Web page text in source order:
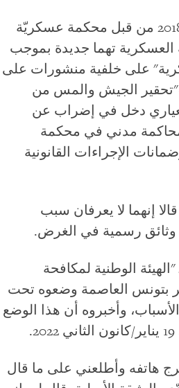
العقوبة المسلّطة على العياري صدرت ضدّه في 2018 من قبل محكمة عسكريّة
تهما جديدة بموجب
على خلفية منشورات على
و28 يوليو/تموز 2021 تتعلق ب"تحقير الجيش والمس من
دخل في إضراب عن
محاكمة مدني في محكمة
الإجراءات القانونية
إنهما لا يعرفان سبب
وثائق رسمية في الغرض.
الوطنية لمكافحة
بتونس العاصمة وضعوه تحت
كشف الأسباب، وأخبروه أن هذا الوضع
هاتفه وأطلعني على ما قال